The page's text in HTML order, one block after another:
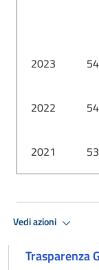
2023
2022
2021
Vedi azioni
Trasparenza